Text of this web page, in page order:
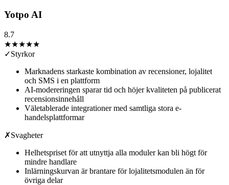
Yotpo AI
8.7
★★★★★
✓Styrkor
Marknadens starkaste kombination av recensioner, lojalitet
och SMS i en plattform
AI-modereringen sparar tid och höjer kvaliteten på publicerat
recensionsinnehåll
Väletablerade integrationer med samtliga stora e-
handelsplattformar
✗Svagheter
Helhetspriset för att utnyttja alla moduler kan bli högt för
mindre handlare
Inlärningskurvan är brantare för lojalitetsmodulen än för
övriga delar